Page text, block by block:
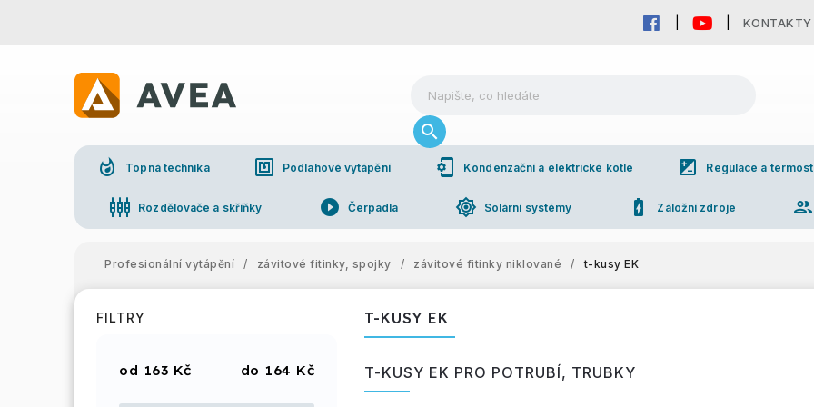
KONTAKTY
whatshot Topná technika nfc Podlahové vytápění phonelink_setup Kondenzační a elektrické kotle iso Regulace a
settings_input_component Rozdělovače a skříňky play_circle_filled Čerpadla brightness_high Solární systémy battery_charging_full Záložní zdroje group
Profesionální vytápění / závitové fitinky, spojky / závitové fitinky niklované / t-kusy EK
FILTRY
163 Kč 164 Kč
T-KUSY EK
T-KUSY EK PRO POTRUBÍ, TRUBKY